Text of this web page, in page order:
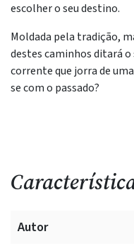
escolher o seu destino.
Moldada pela tradição,
destes caminhos ditará
corrente que jorra de
se com o passado?
Autor